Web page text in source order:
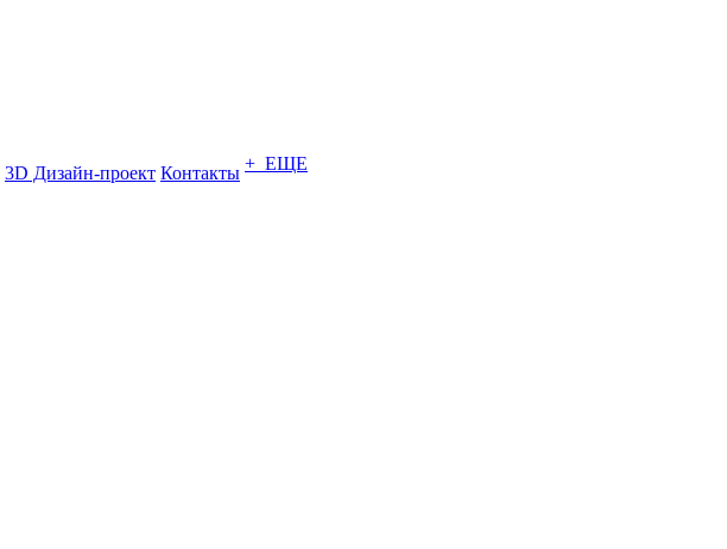
3D Дизайн-проект Контакты + ЕЩЕ